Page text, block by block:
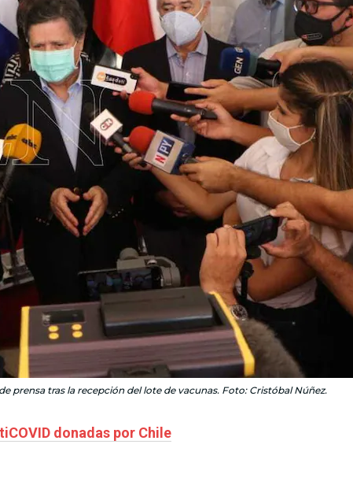
prensa tras la recepción del lote de vacunas. Foto: Cristóbal Núñez.
donadas por Chile